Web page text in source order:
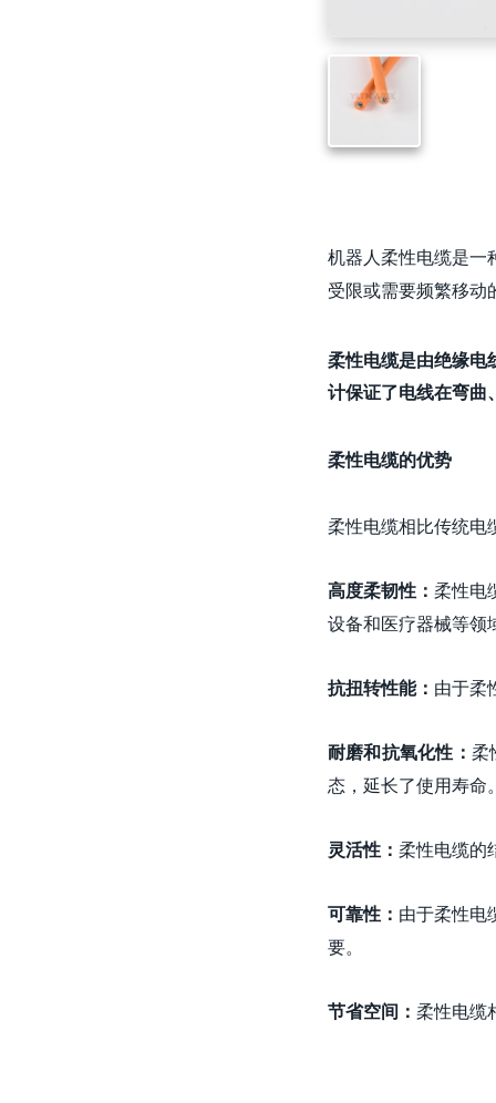
机器人柔性电缆是一
受限或需要频繁移动
柔性电缆是由绝缘电
计保证了电线在弯曲
柔性电缆的优势
柔性电缆相比传统电
高度柔韧性： 柔性电
设备和医疗器械等领
抗扭转性能： 由于柔
耐磨和抗氧化性： 柔
态，延长了使用寿命
灵活性： 柔性电缆的
可靠性： 由于柔性电
要。
节省空间： 柔性电缆